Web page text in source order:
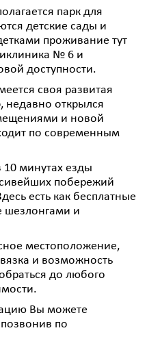
парк для
детские сады и
проживание тут
№ 6 и
доступности.
своя развитая
недавно открылся
и новой
по современным
10 минутах езды
побережий
есть как бесплатные
шезлонгами и
местоположение,
и возможность
до любого
Вы можете
по